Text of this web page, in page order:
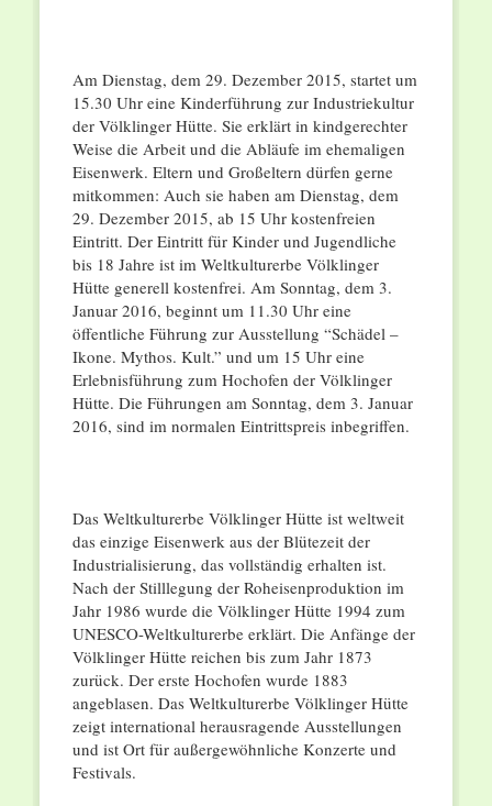
Am Dienstag, dem 29. Dezember 2015, startet um
15.30 Uhr eine Kinderführung zur Industriekultur
der Völklinger Hütte. Sie erklärt in kindgerechter
Weise die Arbeit und die Abläufe im ehemaligen
Eisenwerk. Eltern und Großeltern dürfen gerne
mitkommen: Auch sie haben am Dienstag, dem
29. Dezember 2015, ab 15 Uhr kostenfreien
Eintritt. Der Eintritt für Kinder und Jugendliche
bis 18 Jahre ist im Weltkulturerbe Völklinger
Hütte generell kostenfrei. Am Sonntag, dem 3.
Januar 2016, beginnt um 11.30 Uhr eine
öffentliche Führung zur Ausstellung “Schädel –
Ikone. Mythos. Kult.” und um 15 Uhr eine
Erlebnisführung zum Hochofen der Völklinger
Hütte. Die Führungen am Sonntag, dem 3. Januar
2016, sind im normalen Eintrittspreis inbegriffen.
Das Weltkulturerbe Völklinger Hütte ist weltweit
das einzige Eisenwerk aus der Blütezeit der
Industrialisierung, das vollständig erhalten ist.
Nach der Stilllegung der Roheisenproduktion im
Jahr 1986 wurde die Völklinger Hütte 1994 zum
UNESCO-Weltkulturerbe erklärt. Die Anfänge der
Völklinger Hütte reichen bis zum Jahr 1873
zurück. Der erste Hochofen wurde 1883
angeblasen. Das Weltkulturerbe Völklinger Hütte
zeigt international herausragende Ausstellungen
und ist Ort für außergewöhnliche Konzerte und
Festivals.